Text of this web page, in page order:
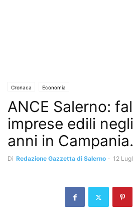
Cronaca Economia
ANCE Salerno:
imprese edili
anni in Campania.
Di Redazione Gazzetta di Salerno - 12